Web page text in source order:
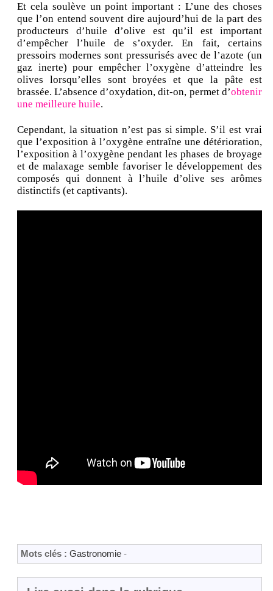
Et cela soulève un point important : L’une des choses
que l’on entend souvent dire aujourd’hui de la part des
producteurs d’huile d’olive est qu’il est important
d’empêcher l’huile de s’oxyder. En fait, certains
pressoirs modernes sont pressurisés avec de l’azote (un
gaz inerte) pour empêcher l’oxygène d’atteindre les
olives lorsqu’elles sont broyées et que la pâte est
brassée. L’absence d’oxydation, dit-on, permet d’obtenir
une meilleure huile.
Cependant, la situation n’est pas si simple. S’il est vrai
que l’exposition à l’oxygène entraîne une détérioration,
l’exposition à l’oxygène pendant les phases de broyage
et de malaxage semble favoriser le développement des
composés qui donnent à l’huile d’olive ses arômes
distinctifs (et captivants).
Mots clés : Gastronomie -